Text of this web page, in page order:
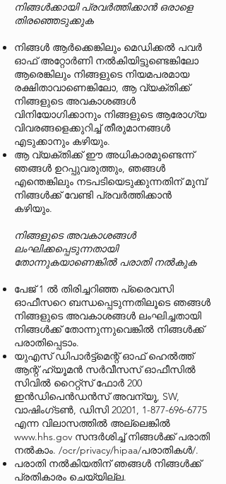
നിങ്ങൾക്കായി പ്രവർത്തിക്കാൻ ഒരാളെ
തിരഞ്ഞെടുക്കുക
നിങ്ങൾ ആർക്കെങ്കിലും മെഡിക്കൽ പവർ
ഓഫ് അറ്റോർണി നൽകിയിട്ടുണ്ടെങ്കിലോ
ആരെങ്കിലും നിങ്ങളുടെ നിയമപരമായ
രക്ഷിതാവാണെങ്കിലോ, ആ വ്യക്തിക്ക്
നിങ്ങളുടെ അവകാശങ്ങൾ
വിനിയോഗിക്കാനും നിങ്ങളുടെ ആരോഗ്യ
വിവരങ്ങളെക്കുറിച്ച് തീരുമാനങ്ങൾ
എടുക്കാനും കഴിയും.
ആ വ്യക്തിക്ക് ഈ അധികാരമുണ്ടെന്ന്
ഞങ്ങൾ ഉറപ്പുവരുത്തും, ഞങ്ങൾ
എന്തെങ്കിലും നടപടിയെടുക്കുന്നതിന് മുമ്പ്
നിങ്ങൾക്ക് വേണ്ടി പ്രവർത്തിക്കാൻ
കഴിയും.
നിങ്ങളുടെ അവകാശങ്ങൾ
ലംഘിക്കപ്പെടുന്നതായി
തോന്നുകയാണെങ്കിൽ പരാതി നൽകുക
പേജ് 1 ൽ തിരിച്ചറിഞ്ഞ പ്രൈവസി
ഓഫീസറെ ബന്ധപ്പെടുന്നതിലൂടെ ഞങ്ങൾ
നിങ്ങളുടെ അവകാശങ്ങൾ ലംഘിച്ചതായി
നിങ്ങൾക്ക് തോന്നുന്നുവെങ്കിൽ നിങ്ങൾക്ക്
പരാതിപ്പെടാം.
യുഎസ് ഡിപാർട്ട്മെന്റ് ഓഫ് ഹെൽത്ത്
ആന്റ് ഹ്യൂമൻ സർവീസസ് ഓഫീസിൽ
സിവിൽ റൈറ്റ്സ് ഫോർ 200
ഇൻഡിപെൻഡൻസ് അവന്യൂ, SW,
വാഷിംഗ്ടൺ, ഡിസി 20201, 1-877-696-6775
എന്ന വിലാസത്തിൽ അല്ലെങ്കിൽ
www.hhs.gov സന്ദർശിച്ച് നിങ്ങൾക്ക് പരാതി
നൽകാം. /ocr/privacy/hipaa/പരാതികൾ/.
പരാതി നൽകിയതിന് ഞങ്ങൾ നിങ്ങൾക്ക്
പ്രതികാരം ചെയ്യില്ല.